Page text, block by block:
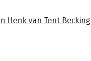
Henk van Tent Becking